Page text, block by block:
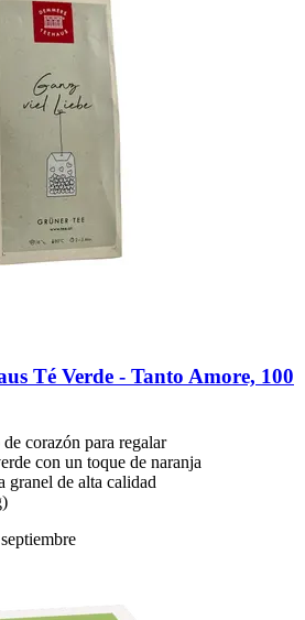
Té Verde -​ Tanto Amore, 100
corazón para regalar
con un toque de naranja
granel de alta calidad